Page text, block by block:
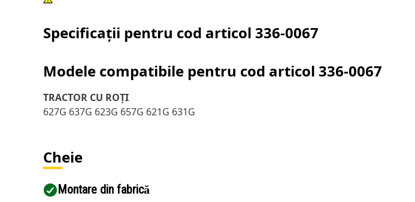
Specificații pentru cod articol 336-0067
Modele compatibile pentru cod articol 336-0067
TRACTOR CU ROŢI
627G 637G 623G 657G 621G 631G
Cheie
Montare din fabrică